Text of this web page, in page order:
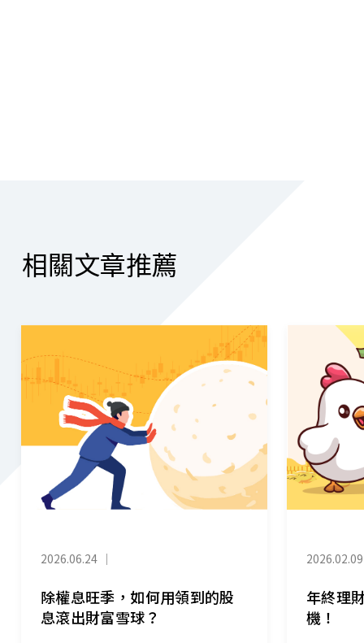
相關文章推薦
2026.06.24 ｜
除權息旺季，如何用領到的股
息滾出財富雪球？
2026.02.09
年終理
機！